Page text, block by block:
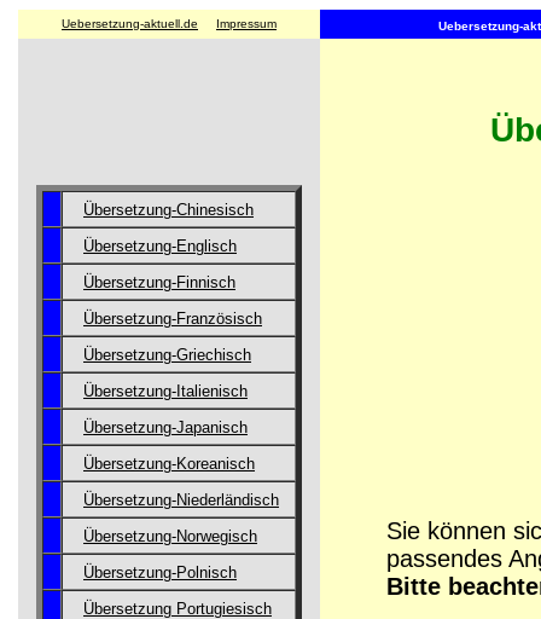
Uebersetzung-aktuell.de Impressum Uebersetzung-
Übersetzung-Chinesisch
Übersetzung-Englisch
Übersetzung-Finnisch
Übersetzung-Französisch
Übersetzung-Griechisch
Übersetzung-Italienisch
Übersetzung-Japanisch
Übersetzung-Koreanisch
Übersetzung-Niederländisch
Übersetzung-Norwegisch
Übersetzung-Polnisch
Übersetzung Portugiesisch
Sie können
passendes
Bitte